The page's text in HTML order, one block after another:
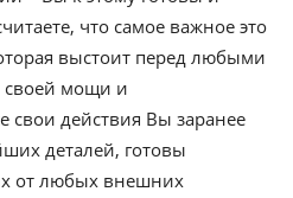
что самое важное это
выстоит перед любыми
своей мощи и
свои действия Вы заранее
деталей, готовы
от любых внешних